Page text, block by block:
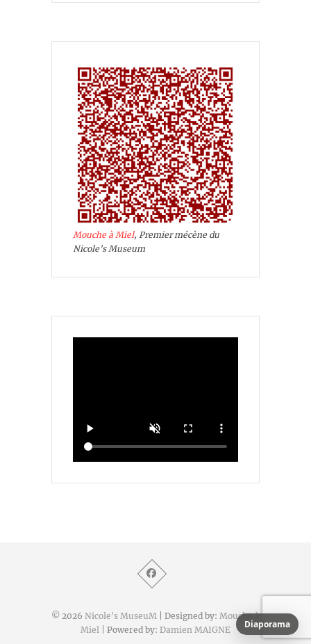
Mouche à Miel, Premier mécène du
Nicole's Museum
© 2026 Nicole's MuseuM | Designed by: Mouche à
Miel | Powered by: Damien MAIGNE Diaporama